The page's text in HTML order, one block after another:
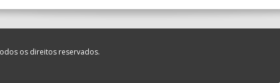
PÓVOA AC / Bodegão/CCR/
os direitos reservados.